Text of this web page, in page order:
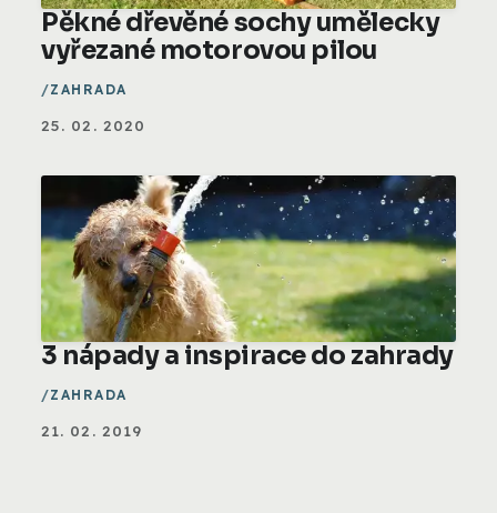
Pěkné dřevěné sochy umělecky
vyřezané motorovou pilou
ZAHRADA
25. 02. 2020
3 nápady a inspirace do zahrady
ZAHRADA
21. 02. 2019